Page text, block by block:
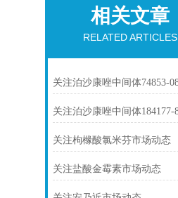
相关文章
RELATED ARTICLES
关注枸橼酸氯米芬市场动态
关注盐酸金霉素市场动态